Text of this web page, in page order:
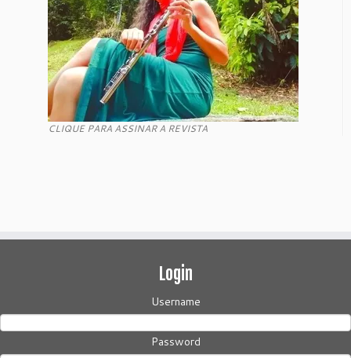
CLIQUE PARA ASSINAR A REVISTA
Login
Username
Password